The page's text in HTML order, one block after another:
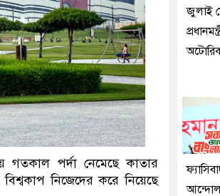
গতকাল পর্দা নেমেছে কাতার
নিজেদের করে নিয়েছে
জুলাই